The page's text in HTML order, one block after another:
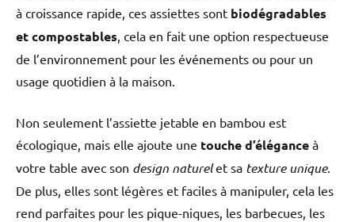
à croissance rapide, ces assiettes sont biodégradables
et compostables, cela en fait une option respectueuse
de l’environnement pour les événements ou pour un
usage quotidien à la maison.
Non seulement l’assiette jetable en bambou est
écologique, mais elle ajoute une touche d’élégance à
votre table avec son design naturelet sa texture unique.
De plus, elles sont légères et faciles à manipuler, cela les
rend parfaites pour les pique-niques, les barbecues, les